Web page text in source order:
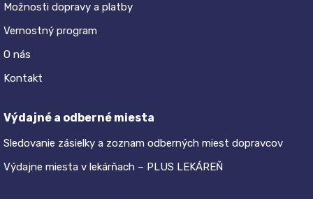
Možnosti dopravy a platby
Vernostný program
O nás
Kontakt
Výdajné a odberné miesta
Sledovanie zásielky a zoznam odberných miest dopravcov
Výdajne miesta v lekárňach – PLUS LEKÁREŇ